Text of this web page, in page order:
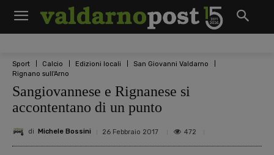
Sport Calcio Edizioni locali
San Giovanni Valdarno
Rignano sull'Arno
Sangiovannese e Rignanese si
accontentano di un punto
di Michele Bossini 26 Febbraio 2017 472